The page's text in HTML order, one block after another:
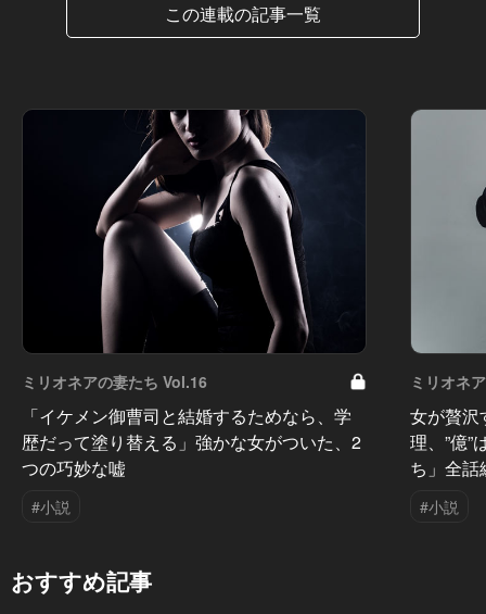
この連載の記事一覧
ミリオネアの妻たち Vol.16
「イケメン御曹司と結婚するためなら、学
歴だって塗り替える」強かな女がついた、2
つの巧妙な嘘
#小説
ミリオネ
女が贅沢
理、”億
ち」全話
#小説
おすすめ記事